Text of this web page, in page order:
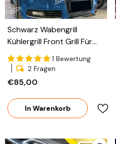
Schwarz Wabengrill
Kühlergrill Front Grill Für
AUDI A6 4F C6 S6 Ohne
PDC 2004-2011 Fg221
1 Bewertung
2 Fragen
€85,00
In Warenkorb